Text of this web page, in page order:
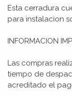
Esta cerradura
para instalacion
INFORMACION
Las compras
tiempo de
acreditado el